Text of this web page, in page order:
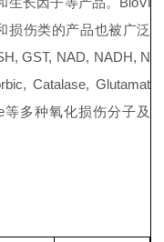
损伤类的产品也被广泛
GST, NAD, NADH, N
Catalase, Glutamat
等多种氧化损伤分子及